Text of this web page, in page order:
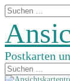
Suchen
nach:
Postkarten
Suchen
nach: